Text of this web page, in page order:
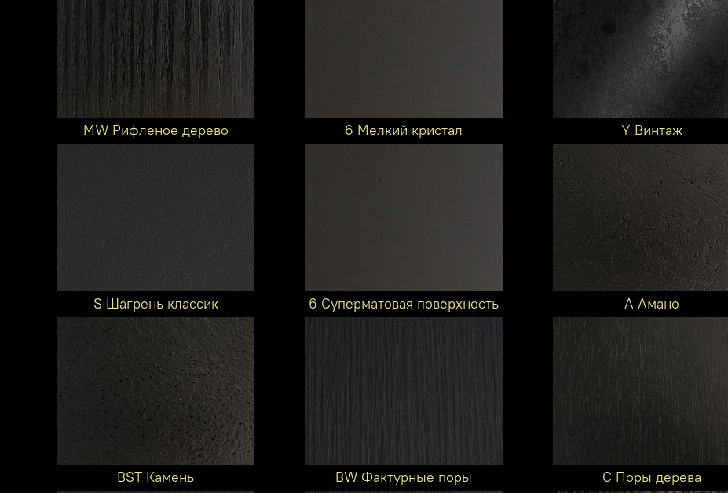
MW Рифленое дерево 6 Мелкий кристал Y Винтаж
S Шагрень классик 6 Суперматовая поверхность A Амано
BST Камень BW Фактурные поры C Поры дерева